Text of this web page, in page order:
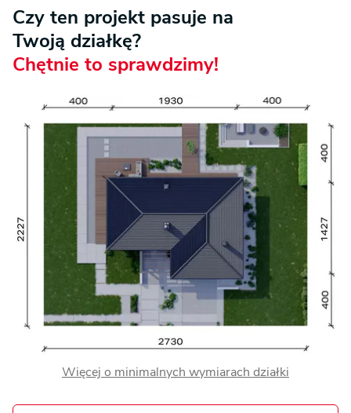
Czy ten projekt pasuje na
Twoją działkę?
Chętnie to sprawdzimy!
Więcej o minimalnych wymiarach działki